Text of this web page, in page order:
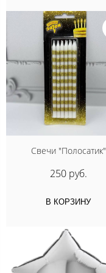
Свечи "Полосатик"
250 руб.
В КОРЗИНУ